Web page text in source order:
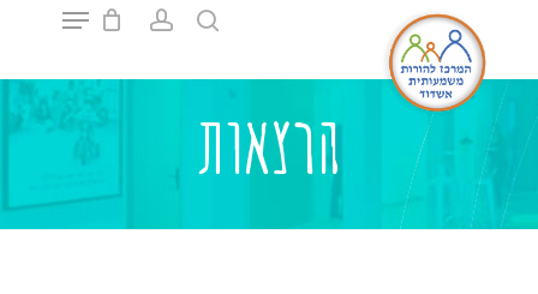
content
הרצאות
Close
Menu